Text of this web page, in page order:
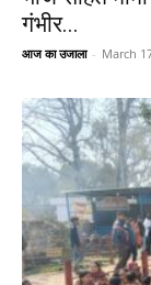
गंभीर...
आज का उजाला - March